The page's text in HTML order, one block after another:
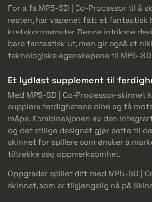
For å få MP5-SD | Co-Processor til å
resten, har våpenet fått et fantastisk
kretskortmønster. Denne intrikate
bare fantastisk ut, men gir også et
teknologiske egenskapene til MP5-SD.
Et lydløst supplement til
Med MP5-SD | Co-Processor-skinnet
supplere ferdighetene dine og få
måpe. Kombinasjonen av den
og det stilige designet gjør dette til
skinnet for spillere som ønsker å
tiltrekke seg oppmerksomhet.
Oppgrader spillet ditt med MP5-SD |
skinnet, som er tilgjengelig nå på